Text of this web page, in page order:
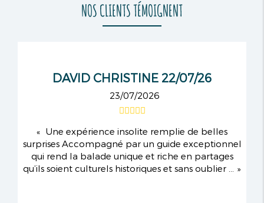
NOS CLIENTS TÉMOIGNENT
DAVID CHRISTINE 22/07/26
23/07/2026
Une expérience insolite remplie de belles
surprises Accompagné par un guide exceptionnel
qui rend la balade unique et riche en partages
qu’ils soient culturels historiques et sans oublier ...